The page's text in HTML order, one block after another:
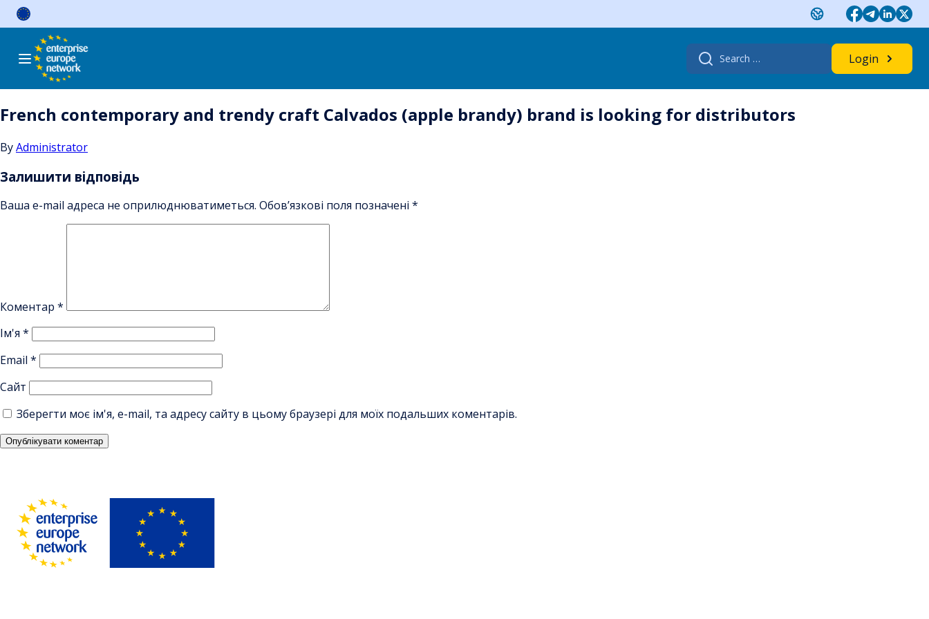
Skip
Search
for:
Login
French contemporary and trendy craft Calvados (apple brandy) brand is looking for distributors
ByAdministrator
Залишити відповідь
Ваша e-mail адреса не оприлюднюватиметься. Обов’язкові поля позначені *
Коментар *
Ім'я *
Email *
Сайт
Зберегти моє ім'я, e-mail, та адресу сайту в цьому браузері для моїх подальших коментарів.